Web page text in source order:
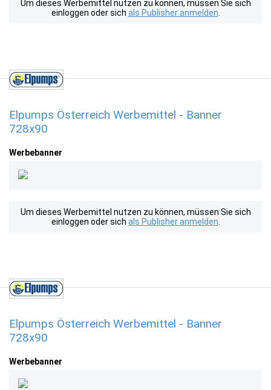
Um dieses Werbemittel nutzen zu können, müssen Sie sich
einloggen oder sich als Publisher anmelden
Elpumps Österreich Werbemittel - Banner
728x90
Werbebanner
Um dieses Werbemittel nutzen zu können, müssen Sie sich
einloggen oder sich als Publisher anmelden
Elpumps Österreich Werbemittel - Banner
728x90
Werbebanner